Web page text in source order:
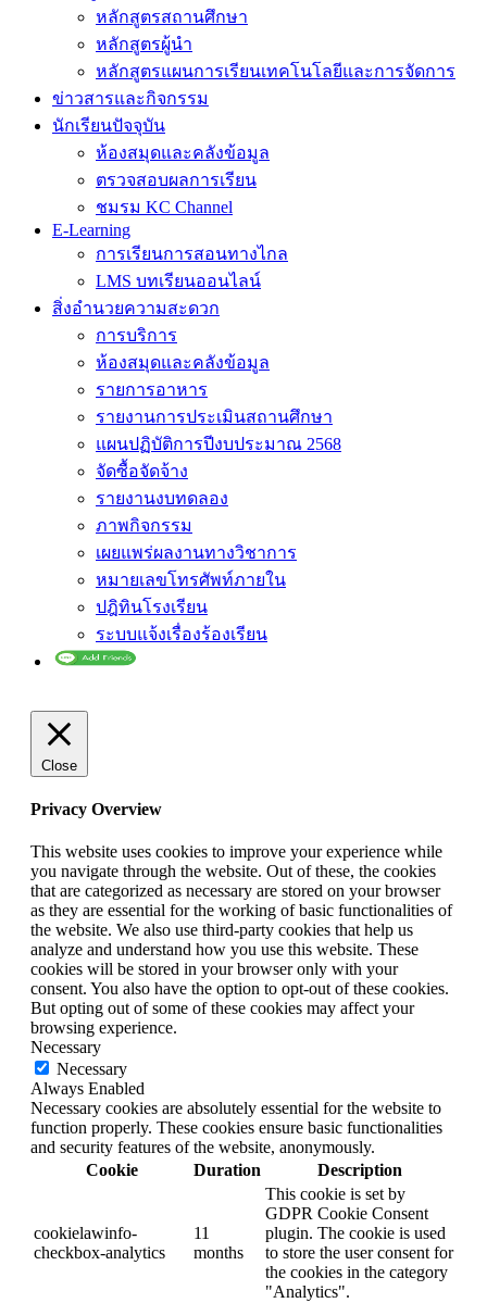
หลักสูตรสถานศึกษา
หลักสูตรผู้นำ
หลักสูตรแผนการเรียนเทคโนโลยีและการจัดการ
ข่าวสารและกิจกรรม
นักเรียนปัจจุบัน
ห้องสมุดและคลังข้อมูล
ตรวจสอบผลการเรียน
ชมรม KC Channel
E-Learning
การเรียนการสอนทางไกล
LMS บทเรียนออนไลน์
สิ่งอำนวยความสะดวก
การบริการ
ห้องสมุดและคลังข้อมูล
รายการอาหาร
รายงานการประเมินสถานศึกษา
แผนปฏิบัติการปีงบประมาณ 2568
จัดซื้อจัดจ้าง
รายงานงบทดลอง
ภาพกิจกรรม
เผยแพร่ผลงานทางวิชาการ
หมายเลขโทรศัพท์ภายใน
ปฎิทินโรงเรียน
ระบบแจ้งเรื่องร้องเรียน
Close
Privacy Overview
This website uses cookies to improve your experience while
you navigate through the website. Out of these, the cookies
that are categorized as necessary are stored on your browser
as they are essential for the working of basic functionalities of
the website. We also use third-party cookies that help us
analyze and understand how you use this website. These
cookies will be stored in your browser only with your
consent. You also have the option to opt-out of these cookies.
But opting out of some of these cookies may affect your
browsing experience.
Necessary
Necessary
Always Enabled
Necessary cookies are absolutely essential for the website to
function properly. These cookies ensure basic functionalities
and security features of the website, anonymously.
Cookie
Duration Description
cookielawinfo-
checkbox-analytics
11
months
This cookie is set by
GDPR Cookie Consent
plugin. The cookie is used
to store the user consent for
the cookies in the category
"Analytics".